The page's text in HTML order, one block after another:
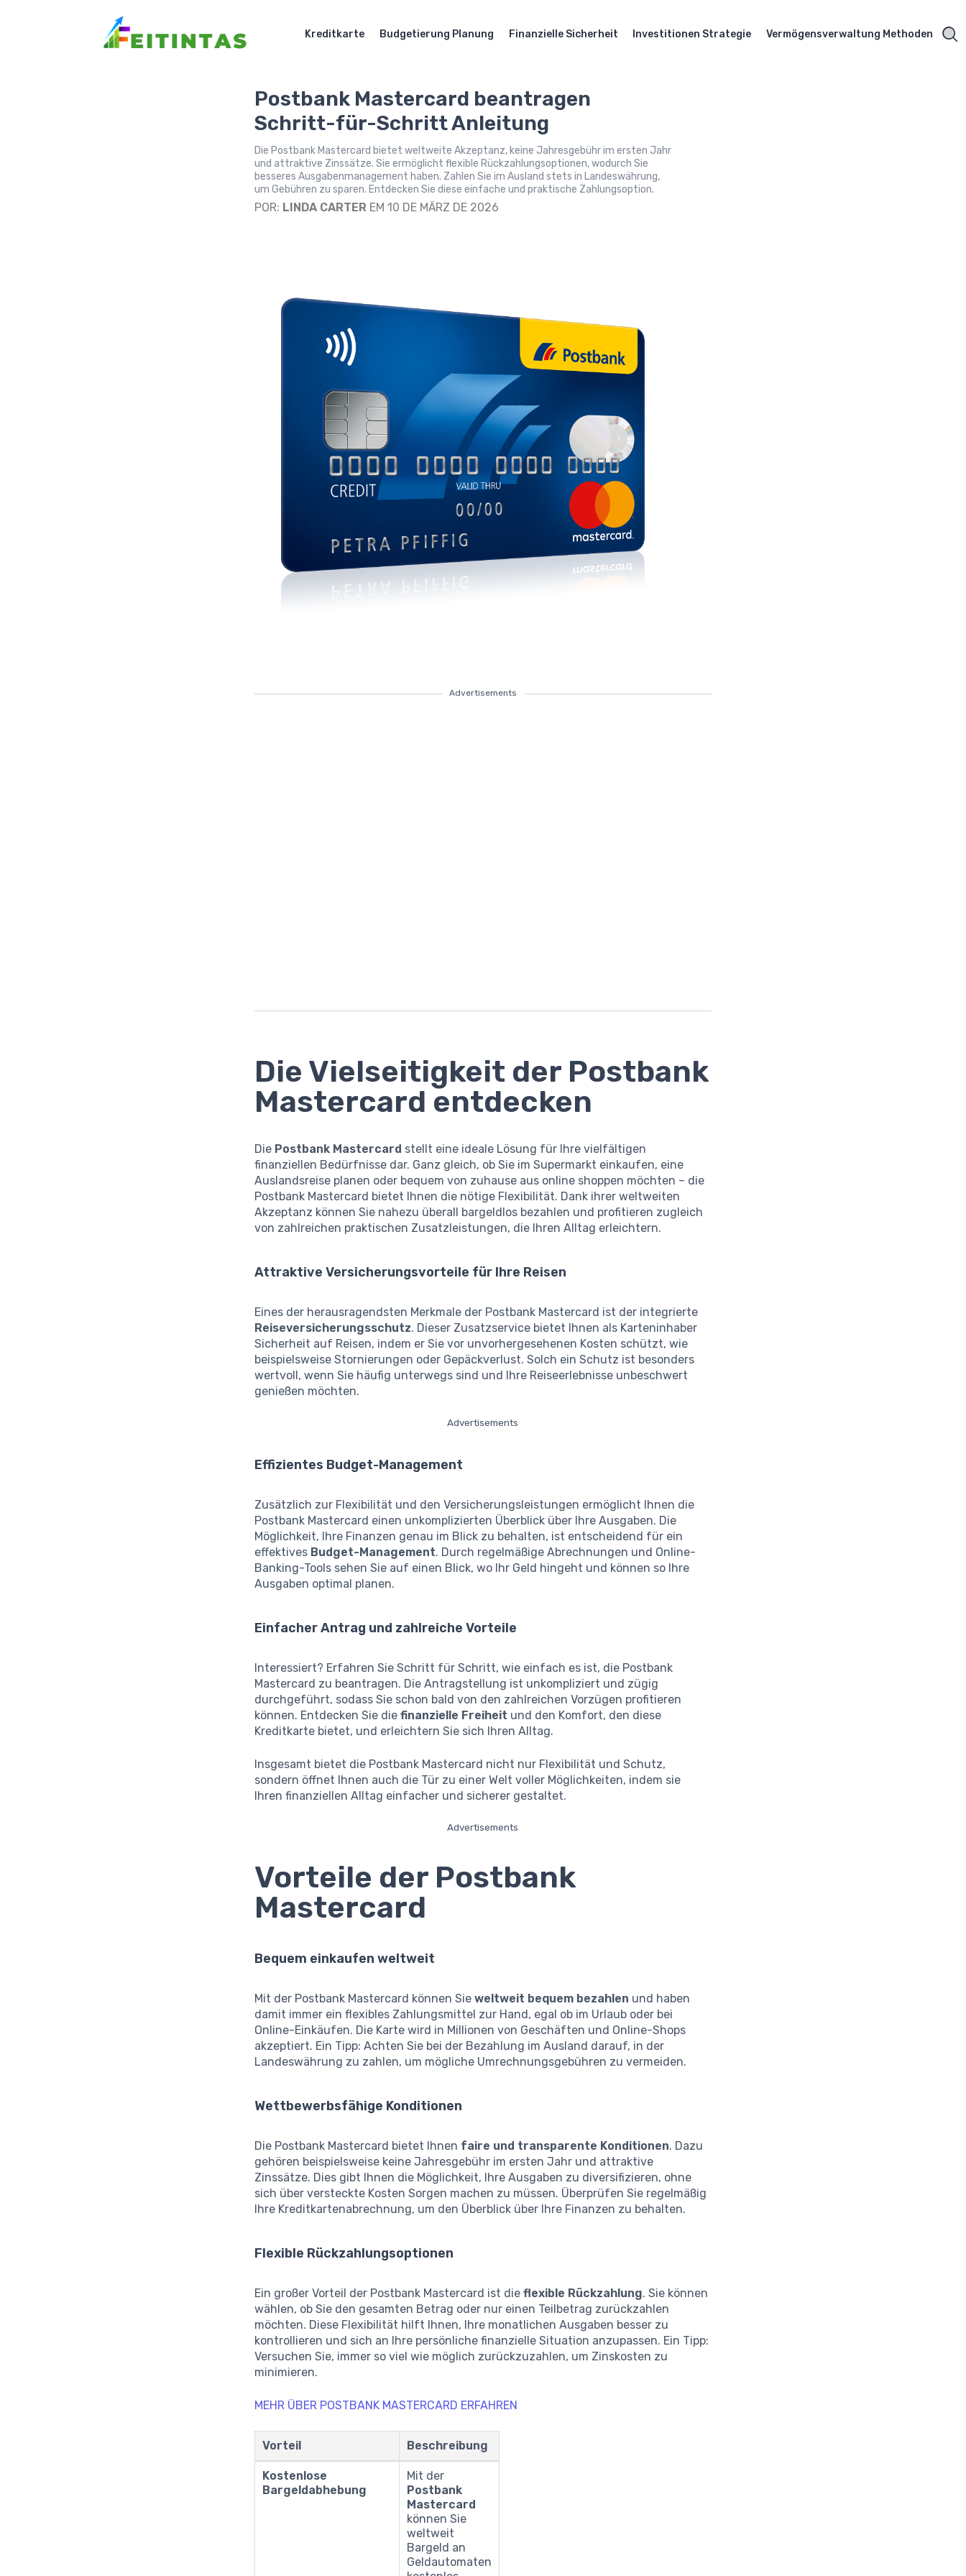
Kreditkarte Budgetierung Planung Finanzielle Sicherheit Investitionen Strategie Vermögensverwaltung Methoden
Postbank Mastercard beantragen
Schritt-für-Schritt Anleitung
Die Postbank Mastercard bietet weltweite Akzeptanz, keine Jahresgebühr im ersten Jahr
und attraktive Zinssätze. Sie ermöglicht flexible Rückzahlungsoptionen, wodurch Sie
besseres Ausgabenmanagement haben. Zahlen Sie im Ausland stets in Landeswährung,
um Gebühren zu sparen. Entdecken Sie diese einfache und praktische Zahlungsoption.
POR: LINDA CARTER EM 10 DE MÄRZ DE 2026
Advertisements
Die Vielseitigkeit der Postbank
Mastercard entdecken
Die Postbank Mastercard stellt eine ideale Lösung für Ihre vielfältigen
finanziellen Bedürfnisse dar. Ganz gleich, ob Sie im Supermarkt einkaufen, eine
Auslandsreise planen oder bequem von zuhause aus online shoppen möchten – die
Postbank Mastercard bietet Ihnen die nötige Flexibilität. Dank ihrer weltweiten
Akzeptanz können Sie nahezu überall bargeldlos bezahlen und profitieren zugleich
von zahlreichen praktischen Zusatzleistungen, die Ihren Alltag erleichtern.
Attraktive Versicherungsvorteile für Ihre Reisen
Eines der herausragendsten Merkmale der Postbank Mastercard ist der integrierte
Reiseversicherungsschutz. Dieser Zusatzservice bietet Ihnen als Karteninhaber
Sicherheit auf Reisen, indem er Sie vor unvorhergesehenen Kosten schützt, wie
beispielsweise Stornierungen oder Gepäckverlust. Solch ein Schutz ist besonders
wertvoll, wenn Sie häufig unterwegs sind und Ihre Reiseerlebnisse unbeschwert
genießen möchten.
Advertisements
Effizientes Budget-Management
Zusätzlich zur Flexibilität und den Versicherungsleistungen ermöglicht Ihnen die
Postbank Mastercard einen unkomplizierten Überblick über Ihre Ausgaben. Die
Möglichkeit, Ihre Finanzen genau im Blick zu behalten, ist entscheidend für ein
effektives Budget-Management. Durch regelmäßige Abrechnungen und Online-
Banking-Tools sehen Sie auf einen Blick, wo Ihr Geld hingeht und können so Ihre
Ausgaben optimal planen.
Einfacher Antrag und zahlreiche Vorteile
Interessiert? Erfahren Sie Schritt für Schritt, wie einfach es ist, die Postbank
Mastercard zu beantragen. Die Antragstellung ist unkompliziert und zügig
durchgeführt, sodass Sie schon bald von den zahlreichen Vorzügen profitieren
können. Entdecken Sie diefinanzielle Freiheit und den Komfort, den diese
Kreditkarte bietet, und erleichtern Sie sich Ihren Alltag.
Insgesamt bietet die Postbank Mastercard nicht nur Flexibilität und Schutz,
sondern öffnet Ihnen auch die Tür zu einer Welt voller Möglichkeiten, indem sie
Ihren finanziellen Alltag einfacher und sicherer gestaltet.
Advertisements
Vorteile der Postbank
Mastercard
Bequem einkaufen weltweit
Mit der Postbank Mastercard können Sieweltweit bequem bezahlen und haben
damit immer ein flexibles Zahlungsmittel zur Hand, egal ob im Urlaub oder bei
Online-Einkäufen. Die Karte wird in Millionen von Geschäften und Online-Shops
akzeptiert. Ein Tipp: Achten Sie bei der Bezahlung im Ausland darauf, in der
Landeswährung zu zahlen, um mögliche Umrechnungsgebühren zu vermeiden.
Wettbewerbsfähige Konditionen
Die Postbank Mastercard bietet Ihnen faire und transparente Konditionen. Dazu
gehören beispielsweise keine Jahresgebühr im ersten Jahr und attraktive
Zinssätze. Dies gibt Ihnen die Möglichkeit, Ihre Ausgaben zu diversifizieren, ohne
sich über versteckte Kosten Sorgen machen zu müssen. Überprüfen Sie regelmäßig
Ihre Kreditkartenabrechnung, um den Überblick über Ihre Finanzen zu behalten.
Flexible Rückzahlungsoptionen
Ein großer Vorteil der Postbank Mastercard ist dieflexible Rückzahlung. Sie können
wählen, ob Sie den gesamten Betrag oder nur einen Teilbetrag zurückzahlen
möchten. Diese Flexibilität hilft Ihnen, Ihre monatlichen Ausgaben besser zu
kontrollieren und sich an Ihre persönliche finanzielle Situation anzupassen. Ein Tipp:
Versuchen Sie, immer so viel wie möglich zurückzuzahlen, um Zinskosten zu
minimieren.
MEHR ÜBER POSTBANK MASTERCARD ERFAHREN
Vorteil Beschreibung
Kostenlose
Bargeldabhebung
Mit der
Postbank
Mastercard
können Sie
weltweit
Bargeld an
Geldautomaten